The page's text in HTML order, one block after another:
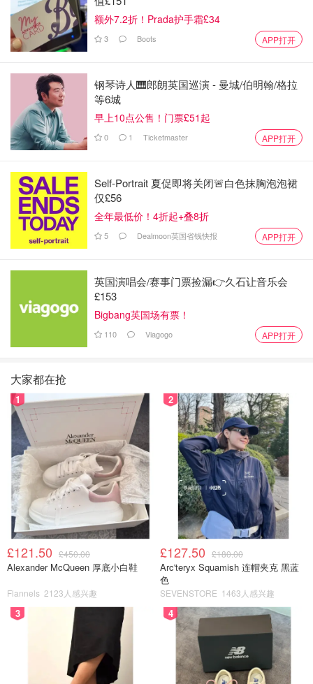
额外7.2折！Prada护手霜£34
3 Boots APP打开
钢琴诗人🎹郎朗英国巡演 - 曼城/伯明翰/格拉
等6城
早上10点公售！门票£51起
0 1 Ticketmaster APP打开
Self-Portrait 夏促即将关闭🚨白色抹胸泡泡裙
仅£56
全年最低价！4折起+叠8折
5 Dealmoon英国省钱快报 APP打开
英国演唱会/赛事门票捡漏👉久石让音乐会
£153
Bigbang英国场有票！
110 Viagogo APP打开
大家都在抢
1
£121.50 £450.00
Alexander McQueen 厚底小白鞋
Flannels 2123人感兴趣
2
£127.50 £180.00
Arc'teryx Squamish 连帽夹克 黑蓝
色
SEVENSTORE 1463人感兴趣
3 4